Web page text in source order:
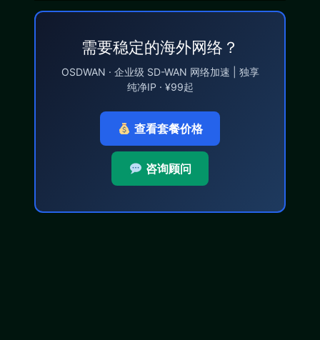
需要稳定的海外网络？
OSDWAN · 企业级 SD-WAN 网络加速 | 独享
纯净IP · ¥99起
查看套餐价格
咨询顾问